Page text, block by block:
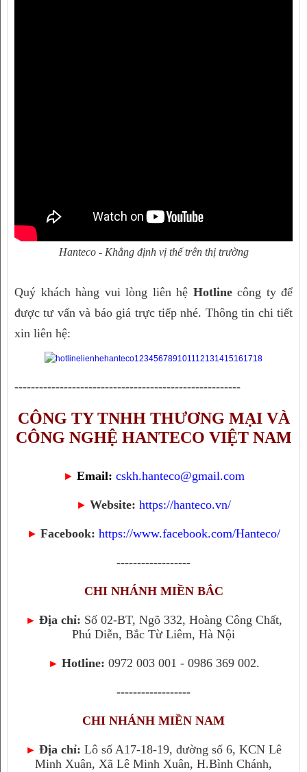
Hanteco - Khẳng định vị thế trên thị trường
Quý khách hàng vui lòng liên hệ Hotline công ty để
được tư vấn và báo giá trực tiếp nhé. Thông tin chi tiết
xin liên hệ:
-------------------------------------------------------
CÔNG TY TNHH THƯƠNG MẠI VÀ
CÔNG NGHỆ HANTECO VIỆT NAM
► Email: cskh.hanteco@gmail.com
► Website: https://hanteco.vn/
► Facebook: https://www.facebook.com/Hanteco/
------------------
CHI NHÁNH MIỀN BẮC
► Địa chỉ: Số 02-BT, Ngõ 332, Hoàng Công Chất,
Phú Diễn, Bắc Từ Liêm, Hà Nội
► Hotline: 0972 003 001 - 0986 369 002.
------------------
CHI NHÁNH MIỀN NAM
► Địa chỉ: Lô số A17-18-19, đường số 6, KCN Lê
Minh Xuân, Xã Lê Minh Xuân, H.Bình Chánh,